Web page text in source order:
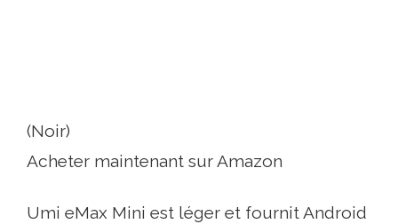
(Noir)
Acheter maintenant sur Amazon
Umi eMax Mini est léger et fournit Android